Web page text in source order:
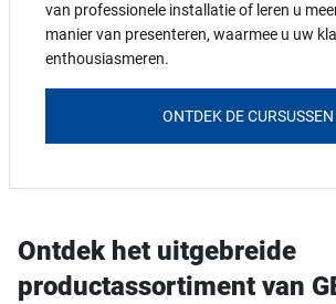
van professionele installatie of leren u
manier van presenteren, waarmee u uw
enthousiasmeren.
ONTDEK DE CURSUSSEN
Ontdek het uitgebreide
productassortiment van